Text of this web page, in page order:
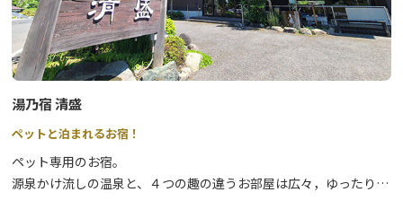
湯乃宿 清盛
ペットと泊まれるお宿！
ペット専用のお宿。
源泉かけ流しの温泉と、４つの趣の違うお部屋は広々，ゆったりと